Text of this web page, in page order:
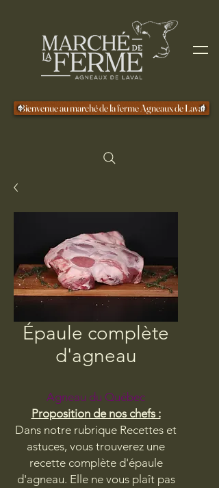
Bienvenue au marché de la ferme Agneaux de Laval
Épaule complète
d'agneau
Agneau du Québec
Proposition de nos chefs :
Dans notre rubrique Recettes et
astuces, vous trouverez une
recette complète d'épaule
d'agneau. Elle ne vous plaît pas